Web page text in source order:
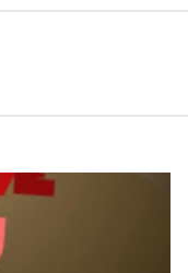
院主計處）
7911117
）